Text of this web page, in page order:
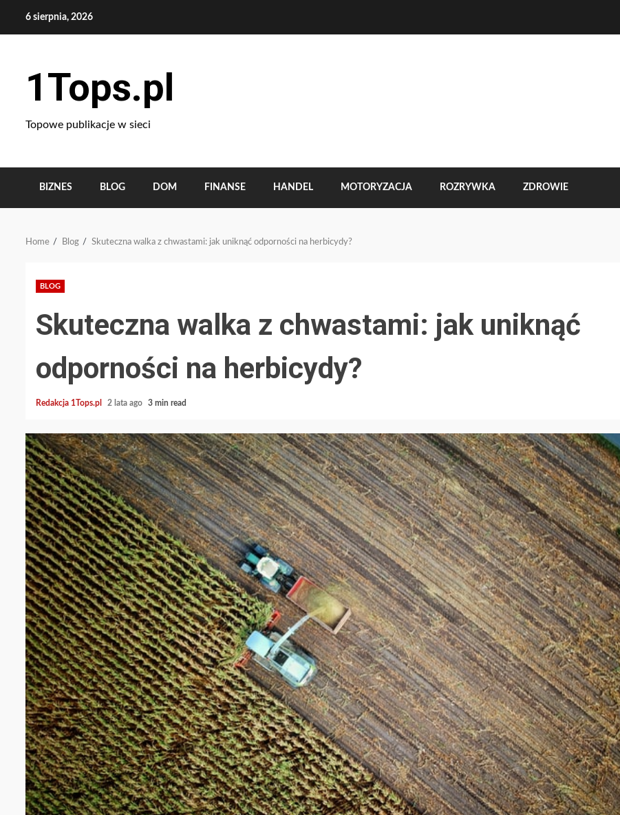
6 sierpnia, 2026
1Tops.pl
Topowe publikacje w sieci
BIZNES BLOG DOM FINANSE HANDEL MOTORYZACJA ROZRYWKA ZDROWIE
Home Blog Skuteczna walka z chwastami: jak uniknąć odporności na herbicydy?
BLOG
Skuteczna walka z chwastami: jak uniknąć
odporności na herbicydy?
Redakcja 1Tops.pl 2 lata ago 3 min read